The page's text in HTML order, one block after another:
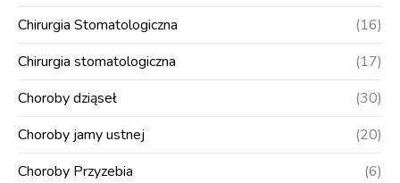
Chirurgia Stomatologiczna
(16)
Chirurgia stomatologiczna
(17)
Choroby dziąseł
(30)
Choroby jamy ustnej
(20)
Choroby Przyzebia
(6)